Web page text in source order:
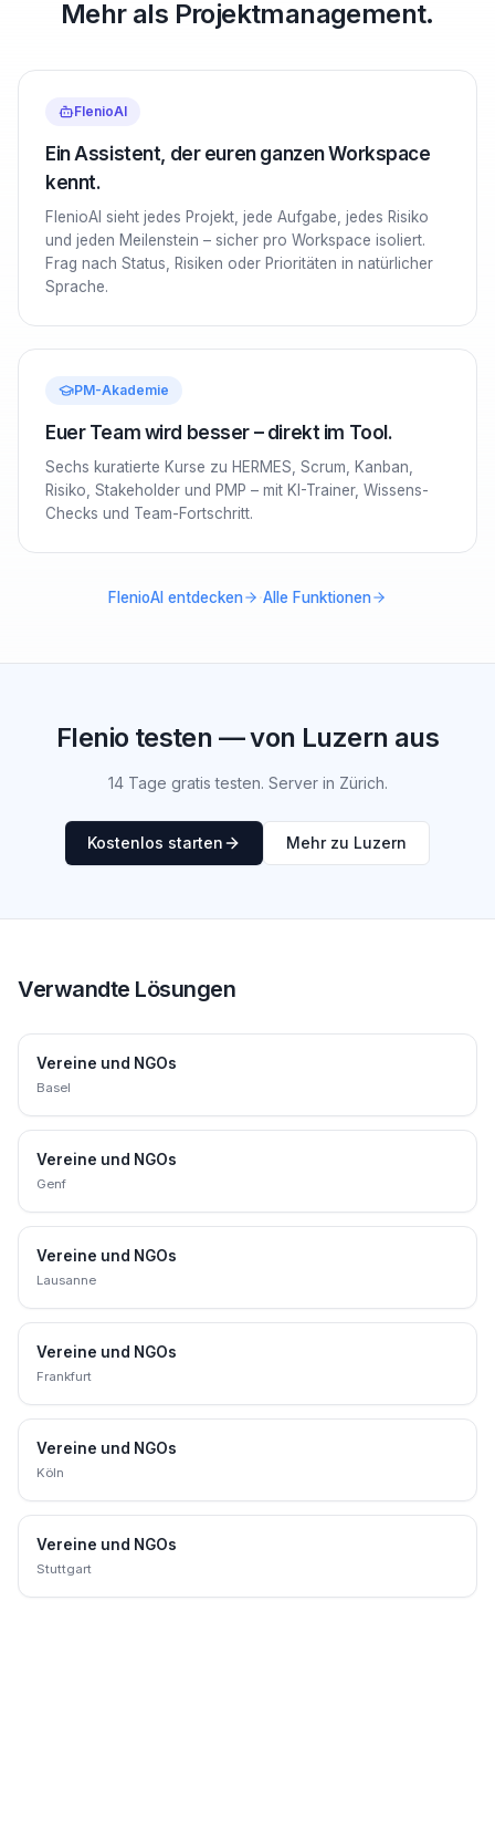
Mehr als Projektmanagement.
FlenioAI
Ein Assistent, der euren ganzen Workspace
kennt.
FlenioAI sieht jedes Projekt, jede Aufgabe, jedes Risiko
und jeden Meilenstein – sicher pro Workspace isoliert.
Frag nach Status, Risiken oder Prioritäten in natürlicher
Sprache.
PM-Akademie
Euer Team wird besser – direkt im Tool.
Sechs kuratierte Kurse zu HERMES, Scrum, Kanban,
Risiko, Stakeholder und PMP – mit KI-Trainer, Wissens-
Checks und Team-Fortschritt.
FlenioAI entdecken Alle Funktionen
Flenio testen — von Luzern aus
14 Tage gratis testen. Server in Zürich.
Kostenlos starten Mehr zu Luzern
Verwandte Lösungen
Vereine und NGOs
Basel
Vereine und NGOs
Genf
Vereine und NGOs
Lausanne
Vereine und NGOs
Frankfurt
Vereine und NGOs
Köln
Vereine und NGOs
Stuttgart